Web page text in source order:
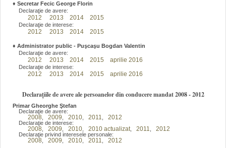
♦ Secretar Fecic George Florin
Declaraţie de avere:
2012 2013 2014 2015
Declaraţie de interese:
2012 2013 2014 2015
♦ Administrator public - Puşcaşu Bogdan Valentin
Declaraţie de avere:
2012 2013 2014 2015 aprilie 2016
Declaraţie de interese:
2012 2013 2014 2015 aprilie 2016
Declarațiile de avere ale persoanelor din conducere mandat 2008 - 2012
Primar Gheorghe Ştefan
Declaraţie de avere:
2008 2009 2010 2011 2012
Declaraţie de interese:
2008 2009 2010 2010 actualizat 2011 2012
Declaraţie privind interesele personale:
2008 2009 2010 2011 2012